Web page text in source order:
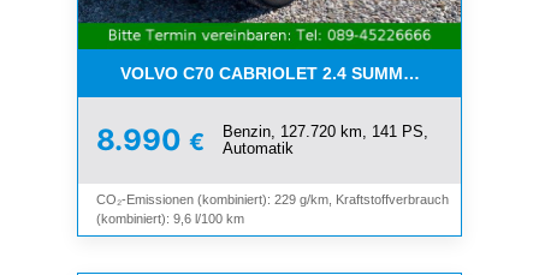
VOLVO C70 CABRIOLET 2.4
8.990 €
Benzin, 127.720 km, 141 PS,
Automatik
CO₂-Emissionen (kombiniert): 229 g/km, Kraftstoffverbrauch
(kombiniert): 9,6 l/100 km